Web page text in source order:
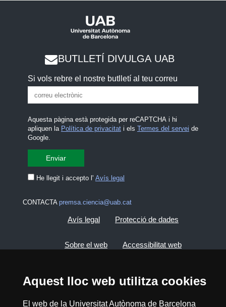
Aquest lloc web utilitza cookies
El web de la Universitat Autònoma de Barcelona
BUTLLETÍ DIVULGA UAB
Si vols rebre el nostre butlletí al teu correu
Aquesta pàgina està protegida per reCAPTCHA i hi
apliquen la Política de privacitati els Termes del servei de
Google.
He llegit i accepto l' Avís legal
CONTACTA premsa.ciencia@uab.cat
Avís legal Protecció de dades
Sobre el web Accessibilitat web
2026 Divulga UAB - Creative Commons